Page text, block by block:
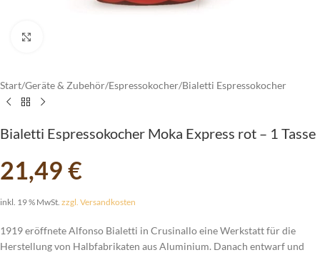
Start/Geräte & Zubehör/Espressokocher/Bialetti Espressokocher
Bialetti Espressokocher Moka Express rot – 1 Tasse
21,49€
inkl. 19 % MwSt. zzgl. Versandkosten
1919 eröffnete Alfonso Bialetti in Crusinallo eine Werkstatt für die
Herstellung von Halbfabrikaten aus Aluminium. Danach entwarf und